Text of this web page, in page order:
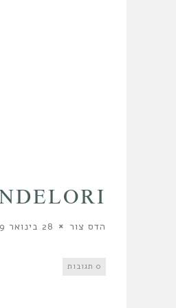
הדס צור 28 בינואר 2019
0 תגובות